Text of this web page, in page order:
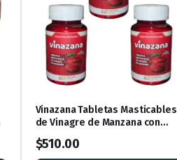
Vinazana Tabletas Masticables
de Vinagre de Manzana con
Vitaminas y Superalimentos
$510.00